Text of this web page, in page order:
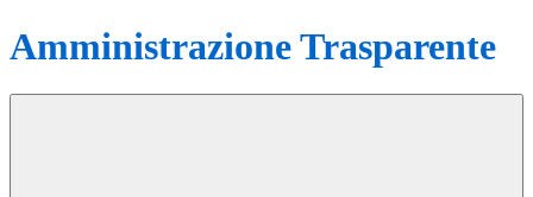
Amministrazione Trasparente